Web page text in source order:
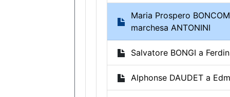
Maria Prospero
marchesa ANTONINI
Salvatore BONGI a
Alphonse DAUDET a